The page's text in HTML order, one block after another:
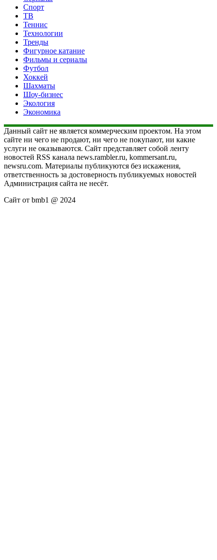
Спорт
ТВ
Теннис
Технологии
Тренды
Фигурное катание
Фильмы и сериалы
Футбол
Хоккей
Шахматы
Шоу-бизнес
Экология
Экономика
Данный сайт не является коммерческим проектом. На этом
сайте ни чего не продают, ни чего не покупают, ни какие
услуги не оказываются. Сайт представляет собой ленту
новостей RSS канала news.rambler.ru, kommersant.ru,
newsru.com. Материалы публикуются без искажения,
ответственность за достоверность публикуемых новостей
Администрация сайта не несёт.
Сайт от bmb1 @ 2024